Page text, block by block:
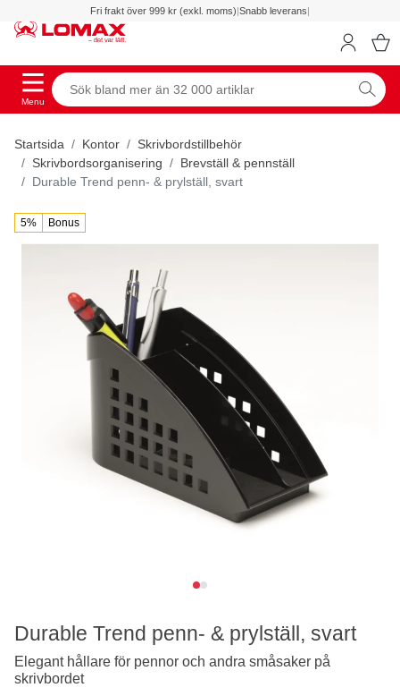
Fri frakt över 999 kr (exkl. moms)|Snabb leverans|
Menu
Startsida Kontor
Skrivbordstillbehör
Skrivbordsorganisering
Brevställ & pennställ
Durable Trend penn- & prylställ, svart
5% Bonus
Durable Trend penn- & prylställ, svart
Elegant hållare för pennor och andra småsaker på
skrivbordet